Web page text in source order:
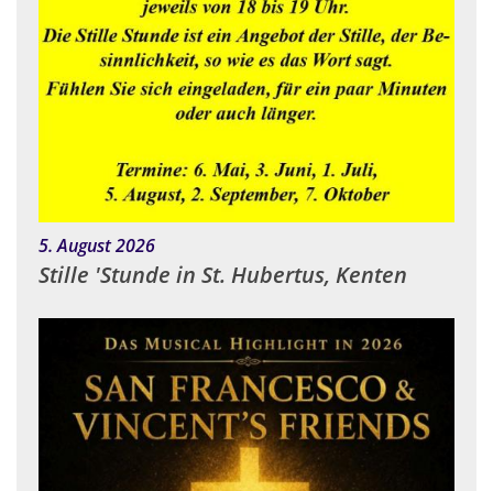
5. August 2026:
Stille 'Stunde in St. Hubertus, Kenten